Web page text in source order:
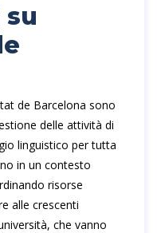
de Barcelona sono
delle attività di
linguistico per tutta
in un contesto
risorse
alle crescenti
che vanno